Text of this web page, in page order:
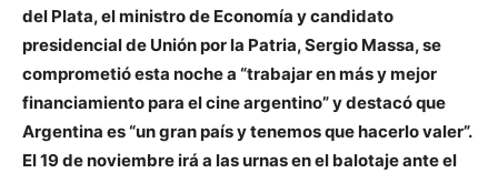
del Plata, el ministro de Economía y candidato
presidencial de Unión por la Patria, Sergio Massa, se
comprometió esta noche a “trabajar en más y mejor
financiamiento para el cine argentino” y destacó que
Argentina es “un gran país y tenemos que hacerlo valer”.
El 19 de noviembre irá a las urnas en el balotaje ante el